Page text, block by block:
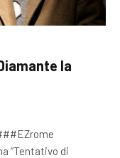
la
“Tentativo di